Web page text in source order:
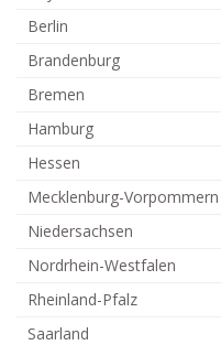
Berlin
Brandenburg
Bremen
Hamburg
Hessen
Mecklenburg-Vorpommern
Niedersachsen
Nordrhein-Westfalen
Rheinland-Pfalz
Saarland